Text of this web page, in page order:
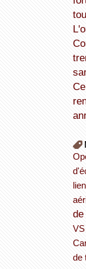
L'ombre de la Brucellose :
Ce métier peut vous
de
VS
de